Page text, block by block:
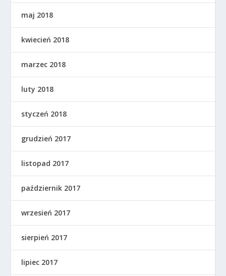
maj 2018
kwiecień 2018
marzec 2018
luty 2018
styczeń 2018
grudzień 2017
listopad 2017
październik 2017
wrzesień 2017
sierpień 2017
lipiec 2017